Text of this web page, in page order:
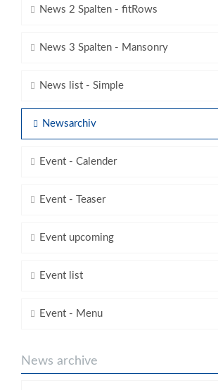
News 2 Spalten - fitRows
News 3 Spalten - Mansonry
News list - Simple
Newsarchiv
Event - Calender
Event - Teaser
Event upcoming
Event list
Event - Menu
News archive